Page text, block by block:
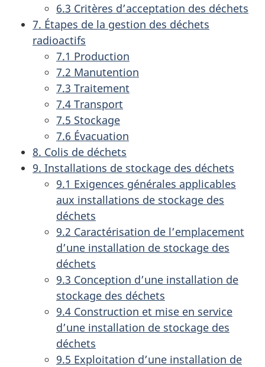
6.3 Critères d’acceptation des déchets
7. Étapes de la gestion des déchets
radioactifs
7.1 Production
7.2 Manutention
7.3 Traitement
7.4 Transport
7.5 Stockage
7.6 Évacuation
8. Colis de déchets
9. Installations de stockage des déchets
9.1 Exigences générales applicables
aux installations de stockage des
déchets
9.2 Caractérisation de l’emplacement
d’une installation de stockage des
déchets
9.3 Conception d’une installation de
stockage des déchets
9.4 Construction et mise en service
d’une installation de stockage des
déchets
9.5 Exploitation d’une installation de